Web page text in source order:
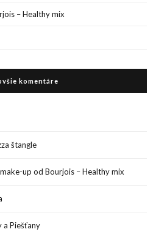
– Healthy mix
komentáre
štangle
up od Bourjois – Healthy mix
a Piešťany